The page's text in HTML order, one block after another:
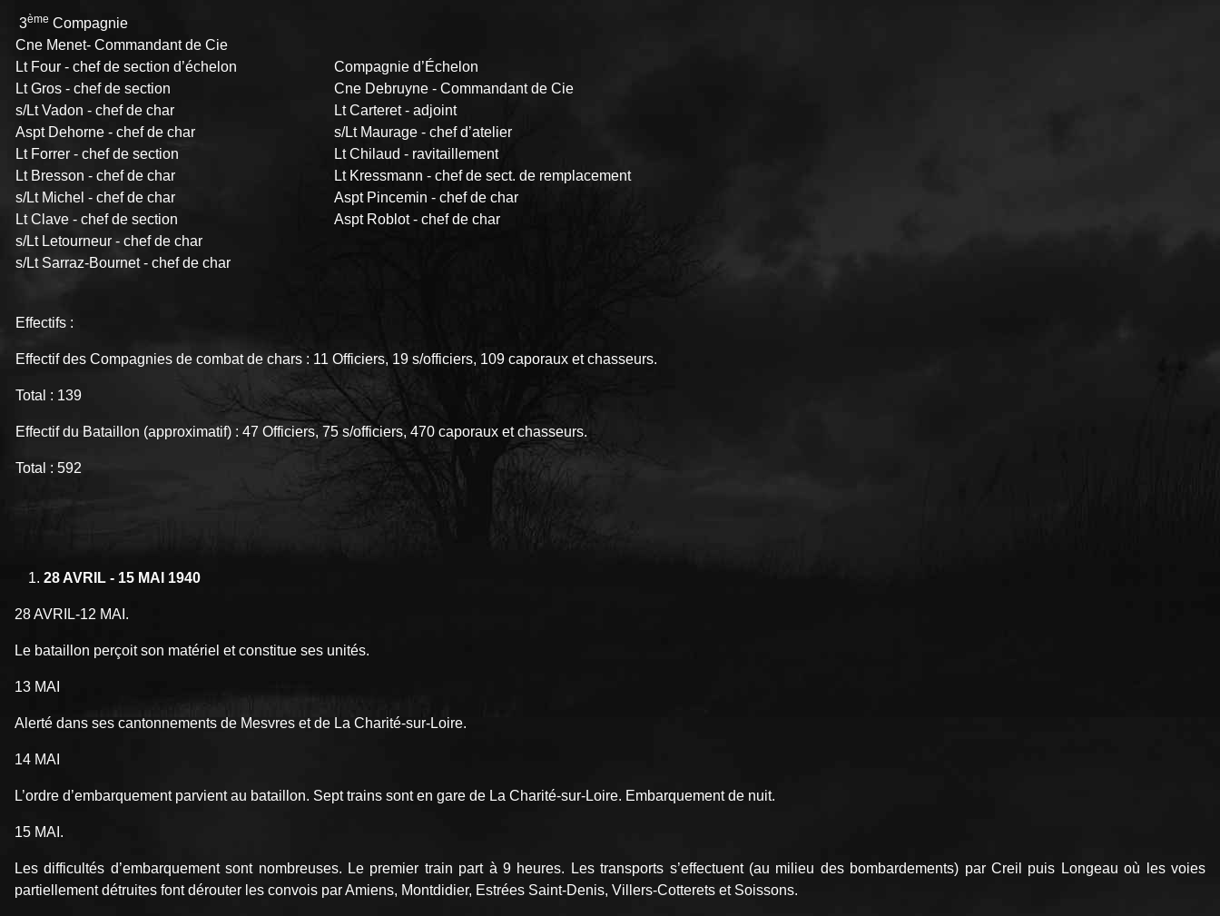
3ème Compagnie
Cne Menet- Commandant de Cie
Lt Four - chef de section d’échelon
Lt Gros - chef de section
s/Lt Vadon - chef de char
Aspt Dehorne - chef de char
Lt Forrer - chef de section
Lt Bresson - chef de char
s/Lt Michel - chef de char
Lt Clave - chef de section
s/Lt Letourneur - chef de char
s/Lt Sarraz-Bournet - chef de char
Compagnie d’Échelon
Cne Debruyne - Commandant de Cie
Lt Carteret - adjoint
s/Lt Maurage - chef d’atelier
Lt Chilaud - ravitaillement
Lt Kressmann - chef de sect. de remplacement
Aspt Pincemin - chef de char
Aspt Roblot - chef de char
Effectifs :
Effectif des Compagnies de combat de chars : 11 Officiers, 19 s/officiers, 109 caporaux et chasseurs.
Total : 139
Effectif du Bataillon (approximatif) : 47 Officiers, 75 s/officiers, 470 caporaux et chasseurs.
Total : 592
28 AVRIL - 15 MAI 1940
28 AVRIL-12 MAI.
Le bataillon perçoit son matériel et constitue ses unités.
13 MAI
Alerté dans ses cantonnements de Mesvres et de La Charité-sur-Loire.
14 MAI
L’ordre d’embarquement parvient au bataillon. Sept trains sont en gare de La Charité-sur-Loire. Embarquement de nuit.
15 MAI.
Les difficultés d’embarquement sont nombreuses. Le premier train part à 9 heures. Les transports s’effectuent (au milieu des bombardements) par Creil puis Longeau où les voies
partiellement détruites font dérouter les convois par Amiens, Montdidier, Estrées­ Saint-Denis, Villers-Cotterets et Soissons.